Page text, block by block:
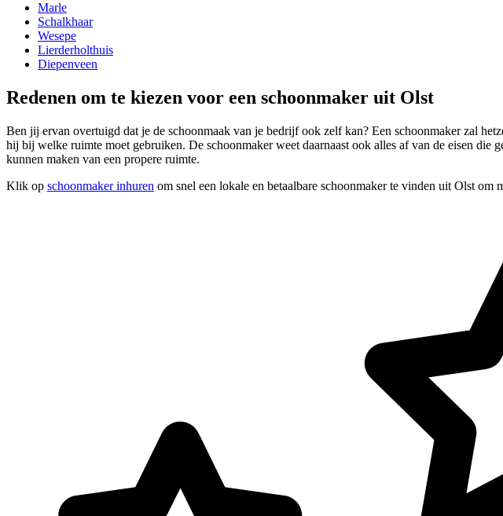
Marle
Schalkhaar
Wesepe
Lierderholthuis
Diepenveen
Redenen om te kiezen voor een schoonmaker uit Olst
Ben jij ervan overtuigd dat je de schoonmaak van je bedrijf ook zelf kan? Een schoonmaker zal
hij bij welke ruimte moet gebruiken. De schoonmaker weet daarnaast ook alles af van de eisen
kunnen maken van een propere ruimte.
Klik op schoonmaker inhuren om snel een lokale en betaalbare schoonmaker te vinden uit Olst om